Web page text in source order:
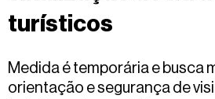
turísticos
Medida é temporária e busca
orientação e segurança de